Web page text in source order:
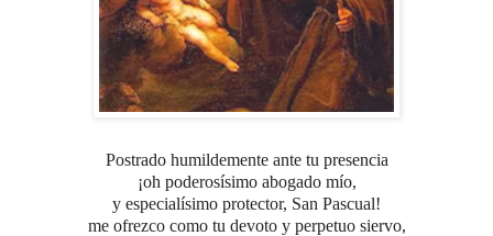
Postrado humildemente ante tu presencia
¡oh poderosísimo abogado mío,
y especialísimo protector, San Pascual!
me ofrezco como tu devoto y perpetuo siervo,